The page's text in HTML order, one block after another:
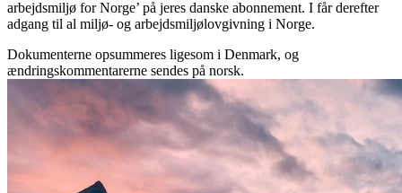
arbejdsmiljø for Norge’ på jeres danske abonnement. I får derefter
adgang til al miljø- og arbejdsmiljølovgivning i Norge.
Dokumenterne opsummeres ligesom i Denmark, og
ændringskommentarerne sendes på norsk.